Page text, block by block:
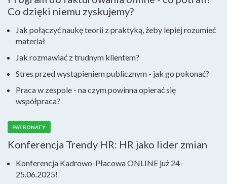
Co dzięki niemu zyskujemy?
Jak połączyć naukę teorii z praktyką, żeby lepiej rozumieć
materiał
Jak rozmawiać z trudnym klientem?
Stres przed wystąpieniem publicznym - jak go pokonać?
Praca w zespole - na czym powinna opierać się
współpraca?
PATRONATY
Konferencja Trendy HR: HR jako lider zmian
Konferencja Kadrowo-Płacowa ONLINE już 24-
25.06.2025!